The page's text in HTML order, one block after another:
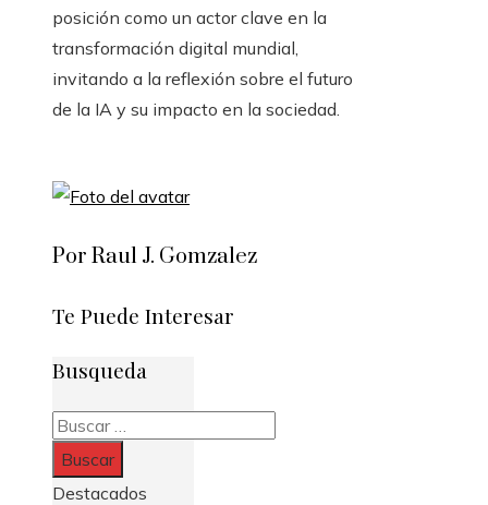
posición como un actor clave en la
transformación digital mundial,
invitando a la reflexión sobre el futuro
de la IA y su impacto en la sociedad.
Por Raul J. Gomzalez
Te Puede Interesar
Busqueda
Buscar:
Destacados